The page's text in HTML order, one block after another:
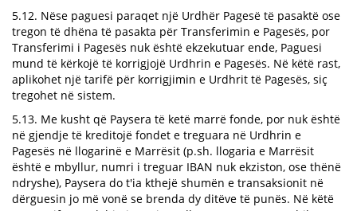
5.12. Nëse paguesi paraqet një Urdhër Pagesë të pasaktë ose
tregon të dhëna të pasakta për Transferimin e Pagesës, por
Transferimi i Pagesës nuk është ekzekutuar ende, Paguesi
mund të kërkojë të korrigjojë Urdhrin e Pagesës. Në këtë rast,
aplikohet një tarifë për korrigjimin e Urdhrit të Pagesës, siç
tregohet në sistem.
5.13. Me kusht që Paysera të ketë marrë fonde, por nuk është
në gjendje të kreditojë fondet e treguara në Urdhrin e
Pagesës në llogarinë e Marrësit (p.sh. llogaria e Marrësit
është e mbyllur, numri i treguar IBAN nuk ekziston, ose thënë
ndryshe), Paysera do t'ia kthejë shumën e transaksionit në
dërguesin jo më vonë se brenda dy ditëve të punës. Në këtë